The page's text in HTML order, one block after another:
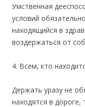
Умственная
условий
находящийся в
воздержаться от
4. Всем, кто
Держать уразу не
находятся в дороге,